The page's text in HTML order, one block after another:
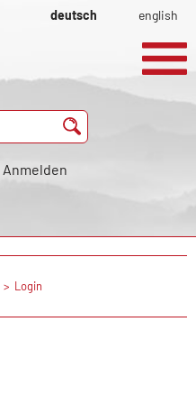
deutsch english
Anmelden
Login